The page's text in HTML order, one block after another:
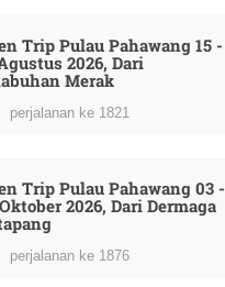
Trip Pulau Pahawang 15 -
2026, Dari
Merak
perjalanan ke 1821
Trip Pulau Pahawang 03 -
2026, Dari Dermaga
perjalanan ke 1876